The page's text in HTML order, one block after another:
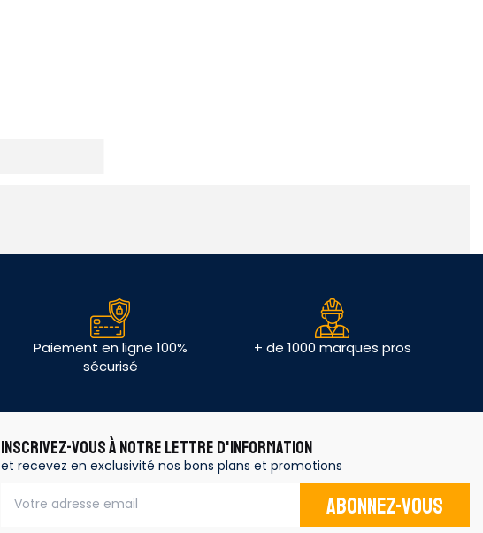
Paiement en ligne 100%
sécurisé
+ de 1000 marques pros
INSCRIVEZ-VOUS À NOTRE LETTRE D'INFORMATION
et recevez en exclusivité nos bons plans et promotions
Abonnez-vous